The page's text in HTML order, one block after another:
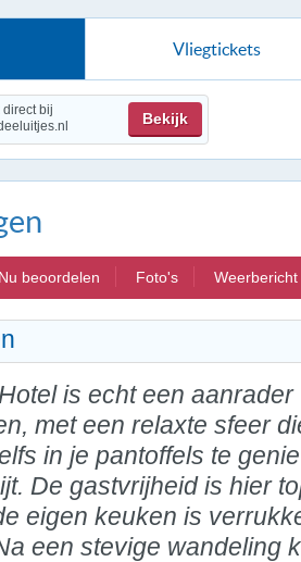
Vliegtickets
direct bij
Bekijk
Nu beoordelen Foto's Weerbericht
is echt een aanrader
met een relaxte sfeer
in je pantoffels te
De gastvrijheid is hier
eigen keuken is
een stevige wandeling